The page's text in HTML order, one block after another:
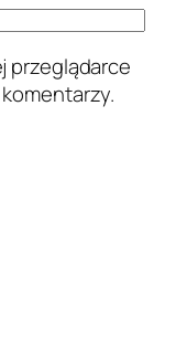
przeglądarce